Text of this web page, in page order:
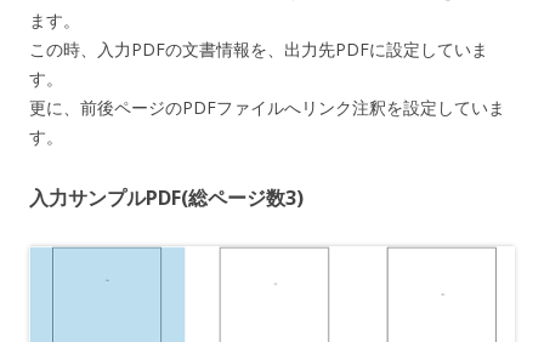
ます。
この時、入力PDFの文書情報を、出力先PDFに設定していま
す。
更に、前後ページのPDFファイルへリンク注釈を設定していま
す。
入力サンプルPDF(総ページ数3)